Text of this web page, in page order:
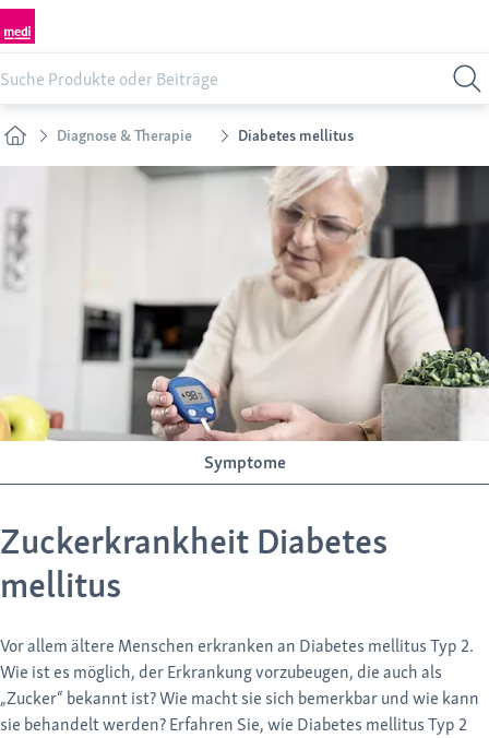
Diagnose & Therapie Diabetes mellitus
Symptome
Zuckerkrankheit Diabetes
mellitus
Vor allem ältere Menschen erkranken an Diabetes mellitus Typ 2.
Wie ist es möglich, der Erkrankung vorzubeugen, die auch als
„Zucker“ bekannt ist? Wie macht sie sich bemerkbar und wie kann
sie behandelt werden? Erfahren Sie, wie Diabetes mellitus Typ 2